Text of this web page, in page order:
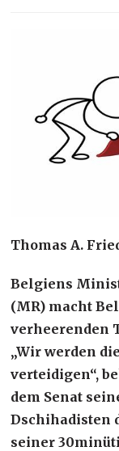
Thomas A.
Belgiens
(MR) macht
verheerenden
„Wir werden
verteidigen“,
dem Senat
Dschihadisten
seiner